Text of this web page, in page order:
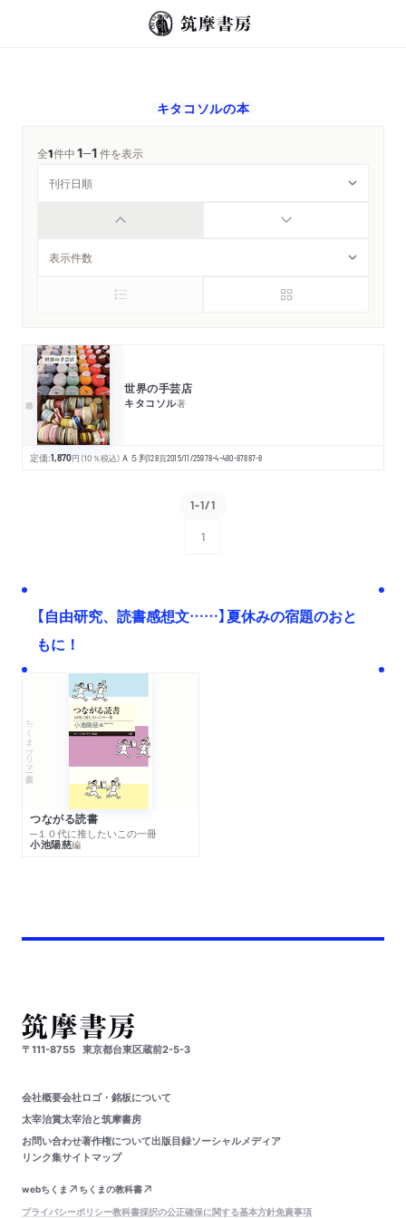
キタコソルの本
全1件中1─1件を表示
世界の手芸店
キタコソル著
定価:1,870円 （10％税込） Ａ５判128頁2015/11/25978-4-480-87887-8
1-1/1
1
【自由研究、読書感想文……】夏休みの宿題のおと
もに！
ちくまプリマー新書
つながる読書
─１０代に推したいこの一冊
小池陽慈編
〒111-8755 東京都台東区蔵前2-5-3
会社概要会社ロゴ・銘板について
太宰治賞太宰治と筑摩書房
お問い合わせ著作権について出版目録ソーシャルメディア
リンク集サイトマップ
webちくま
ちくまの教科書
プライバシーポリシー教科書採択の公正確保に関する基本方針免責事項